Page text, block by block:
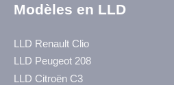
Modèles en LLD
LLD Renault Clio
LLD Peugeot 208
LLD Citroën C3